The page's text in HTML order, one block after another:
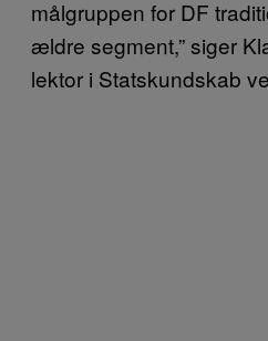
målgruppen for DF
ældre segment,” siger
lektor i Statskundskab